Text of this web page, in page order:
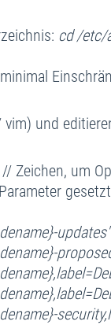
cd /etc/
und
Zeichen, um